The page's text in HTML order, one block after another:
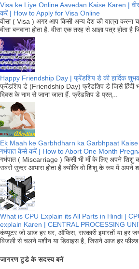
Visa ke Liye Online Aavedan Kaise Karen |
करें | How to Apply for Visa Online
वीसा ( Visa ) अगर आप किसी अन्य देश की यात्रा करना
वीसा बनवाना होता है. वीसा एक तरह से आज्ञा पत्र होता है
Happy Friendship Day | फ्रेंडशिप डे की हार्दिक
फ्रेंडशिप डे (Friendship Day) फ्रेंडशिप डे जिसे हिंदी
दिवस के नाम से जाना जाता हैं. फ्रेंडशिप डे प्रत्...
Ek Maah ke Garbhdharn ka Garbhpaat Kaise
गर्भपात कैसे करें | How to Abort One Month
गर्भपात ( Miscarriage ) किसी भी माँ के लिए अपने शिशु
सबसे सुन्दर आभास होता है क्योकि वो शिशु के रूप में अपने
What is CPU Explain its All Parts in Hindi |
explain Karen | CENTRAL PROCESSING
कंप्यूटर जो आज हर घर, ऑफिस, सरकारी इमारतों या हर
बिजली से चलने मशीन या डिवाइस है, जिसने आज हर फील्ड /
जागरण टुडे के सदस्य बनें